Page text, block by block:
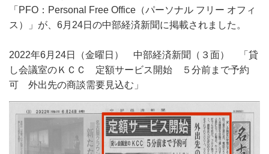
「PFO：Personal Free Office（パーソナル フリー オフィ
ス）」が、6月24日の中部経済新聞に掲載されました。
2022年6月24日（金曜日） 中部経済新聞（３面） 「貸
し会議室のＫＣＣ 定額サービス開始 ５分前まで予約
可 外出先の商談需要見込む」